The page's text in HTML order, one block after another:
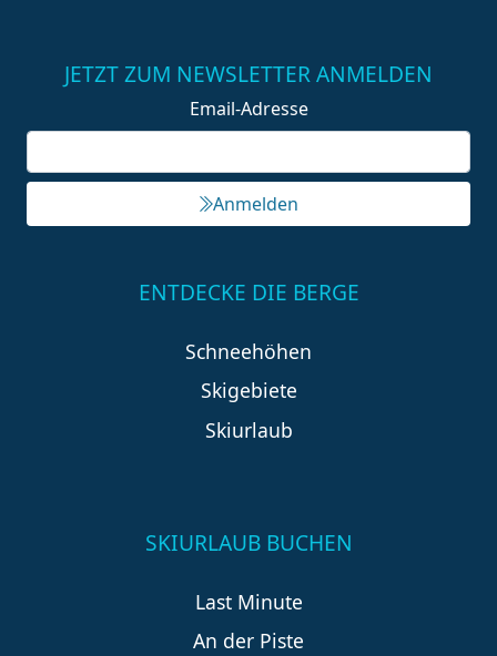
JETZT ZUM NEWSLETTER ANMELDEN
Email-Adresse
Anmelden
ENTDECKE DIE BERGE
Schneehöhen
Skigebiete
Skiurlaub
SKIURLAUB BUCHEN
Last Minute
An der Piste